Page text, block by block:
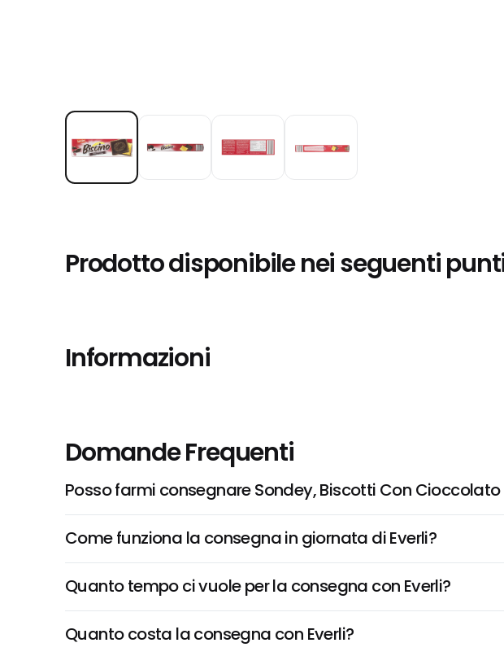
Prodotto disponibile nei seguenti
Informazioni
Domande Frequenti
Posso farmi consegnare Sondey, Biscotti Con Cioccolato
Come funziona la consegna in giornata di Everli?
Quanto tempo ci vuole per la consegna con Everli?
Quanto costa la consegna con Everli?